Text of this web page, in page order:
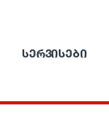
ᲡᲔᲠᲕᲘᲡᲔᲑᲘ